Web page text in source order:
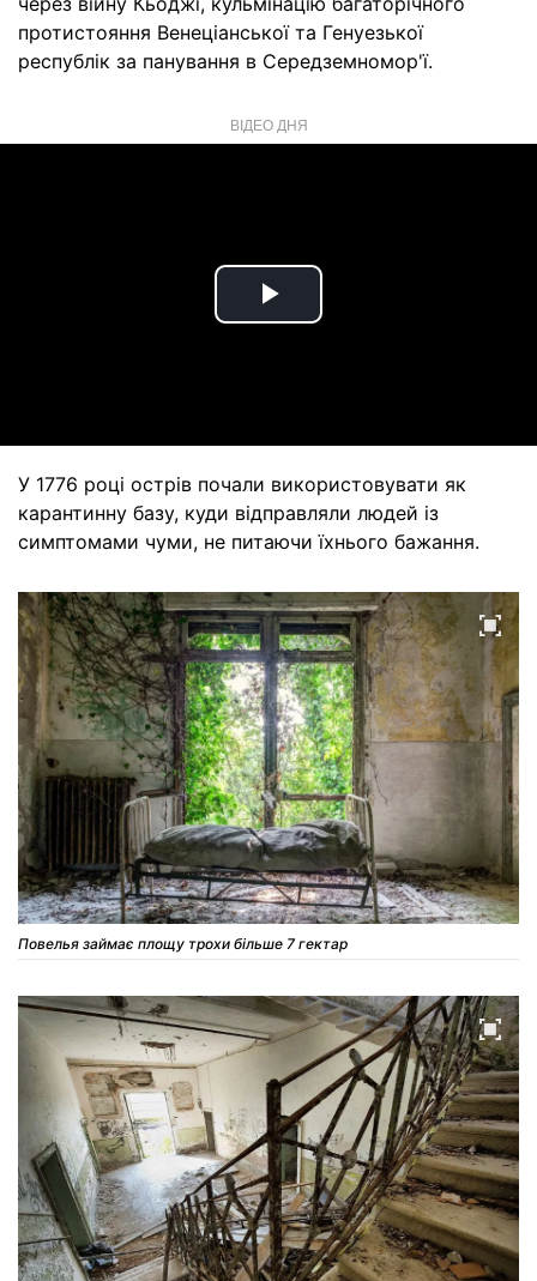
протистояння Венеціанської та Генуезької
республік за панування в Середземномор'ї.
ВІДЕО ДНЯ
Play
У 1776 році острів почали використовувати як
карантинну базу, куди відправляли людей із
симптомами чуми, не питаючи їхнього бажання.
Повелья займає площу трохи більше 7 гектар